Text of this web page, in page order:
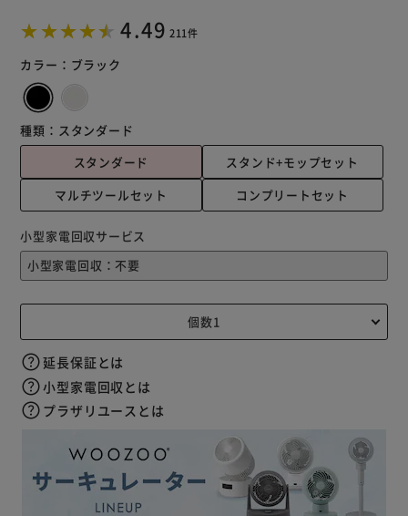
4.49 211件
カラー： ブラック
種類： スタンダード
スタンダード
スタンド+モップセット
マルチツールセット
コンプリートセット
小型家電回収サービス
延長保証とは
小型家電回収とは
プラザリユースとは
※ご確認ください
カートに入れる